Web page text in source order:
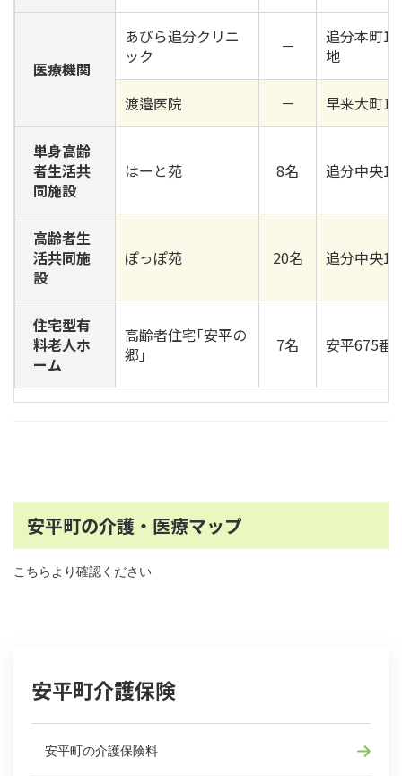
医療機関
あびら追分クリニ
ック
－
追分本町1
地
渡邉医院 － 早来大町
単身高齢
者生活共
同施設
はーと苑 8名 追分中央1
高齢者生
活共同施
設
ぽっぽ苑 20名 追分中央1
住宅型有
料老人ホ
ーム
高齢者住宅｢安平の
郷｣
7名 安平675番
安平町の介護・医療マップ
こちらより確認ください
安平町介護保険
安平町の介護保険料